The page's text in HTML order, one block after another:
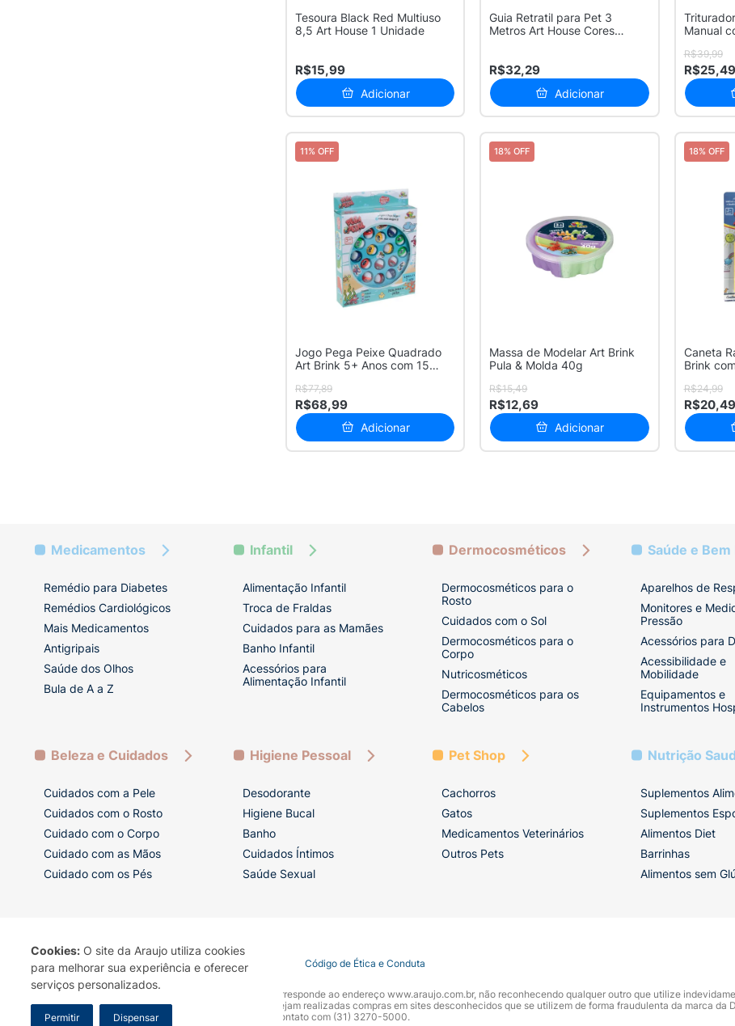
Cookies: O site da Araujo utiliza cookies
para melhorar sua experiência e oferecer
serviços personalizados.
Permitir Dispensar
Tesoura Black Red Multiuso
8,5 Art House 1 Unidade
R$15,99
Adicionar
Guia Retratil para Pet 3
Metros Art House Cores
R$32,29
Adicionar
Manual
R$39,99
R$25,49
11% OFF
Jogo Pega Peixe Quadrado
Art Brink 5+ Anos com 15
R$77,89
R$68,99
Adicionar
18% OFF
Massa de Modelar Art Brink
Pula & Molda 40g
R$15,49
R$12,69
Adicionar
18% OFF
Caneta
Brink
R$24,99
R$20,49
Medicamentos
Remédio para Diabetes
Remédios Cardiológicos
Mais Medicamentos
Antigripais
Saúde dos Olhos
Bula de A a Z
Infantil
Alimentação Infantil
Troca de Fraldas
Cuidados para as Mamães
Banho Infantil
Acessórios para
Alimentação Infantil
Dermocosméticos
Dermocosméticos para o
Rosto
Cuidados com o Sol
Dermocosméticos para o
Corpo
Nutricosméticos
Dermocosméticos para os
Cabelos
Saúde e Bem
Aparelhos de
Monitores e
Pressão
Acessórios para
Acessibilidade e
Mobilidade
Equipamentos e
Instrumentos
Beleza e Cuidados
Cuidados com a Pele
Cuidados com o Rosto
Cuidado com o Corpo
Cuidado com as Mãos
Cuidado com os Pés
Higiene Pessoal
Desodorante
Higiene Bucal
Banho
Cuidados Íntimos
Saúde Sexual
Pet Shop
Cachorros
Gatos
Medicamentos Veterinários
Outros Pets
Nutrição
Suplementos
Suplementos
Alimentos Diet
Barrinhas
Alimentos sem
Termo de Uso Portal da Privacidade Covid-19 Código de Ética e Conduta
A Drogaria Araujo S/A informa que o seu site oficial corresponde ao endereço www.araujo.com.br, não reconhecendo qualquer outro que utilize
marca. Para sua segurança recomendamos que não sejam realizadas compras em sites desconhecidos que se utilizem de forma fraudulenta da marca da
Araujo S.A. Em caso de dúvidas, gentileza entrar em contato com (31) 3270-5000.